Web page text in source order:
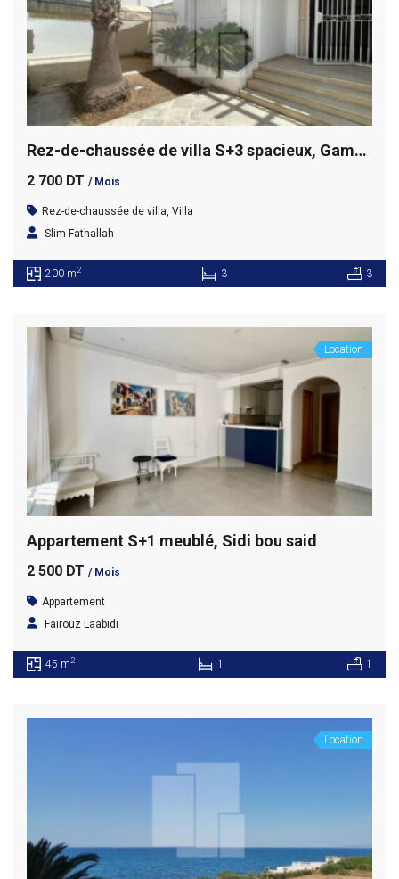
Rez-de-chaussée de villa S+3 spacieux, Gammarth supérieur
2 700 DT / Mois
Rez-de-chaussée de villa, Villa
Slim Fathallah
200 m2 3 3
Location
Appartement S+1 meublé, Sidi bou said
2 500 DT / Mois
Appartement
Fairouz Laabidi
45 m2 1 1
Location